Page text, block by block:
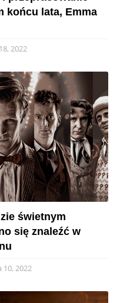
końcu lata, Emma
2022
świetnym
się znaleźć w
2022